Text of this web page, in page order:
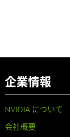
企業情報
NVIDIA について
会社概要